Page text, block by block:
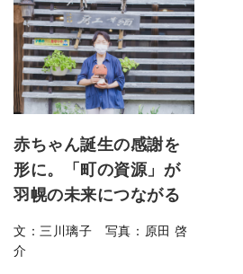
赤ちゃん誕生の感謝を
形に。「町の資源」が
羽幌の未来につながる
文：三川璃子 写真：​​原田 啓
介